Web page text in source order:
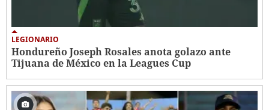
LEGIONARIO
Hondureño Joseph Rosales anota golazo ante
Tijuana de México en la Leagues Cup